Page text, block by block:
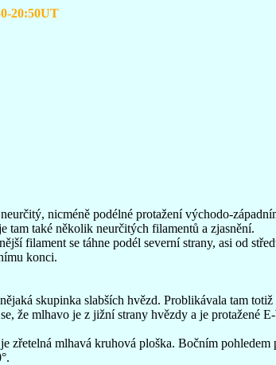
20:50UT
nicméně podélné protažení východo-
tam také několik neurčitých filamentů a zjasnění.
filament se táhne podél severní strany, asi od
konci.
skupinka slabších hvězd. Problikávala tam totiž
že mlhavo je z jižní strany hvězdy a je protažené
zřetelná mlhavá kruhová ploška. Bočním pohledem